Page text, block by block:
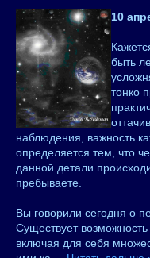
10
быть
тонко
наблюдения, важность
определяется тем, что
данной детали
пребываете.
Вы говорили сегодня о
Существует
включая для себя